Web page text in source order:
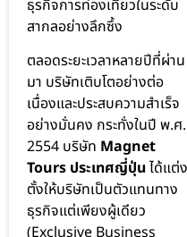
ธุรกิจการท่องเที่ยวในระดับ
สากลอย่างลึกซึ้ง
ตลอดระยะเวลาหลายปีที่ผ่าน
มา บริษัทเติบโตอย่างต่อ
เนื่องและประสบความสำเร็จ
อย่างมั่นคง กระทั่งในปี พ.ศ.
2554 บริษัท Magnet
Tours ประเทศญี่ปุ่น ได้แต่ง
ตั้งให้บริษัทเป็นตัวแทนทาง
ธุรกิจแต่เพียงผู้เดียว
(Exclusive Business